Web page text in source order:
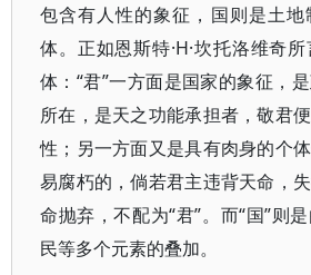
包含有人性的象征，国则是土
体。正如恩斯特·H·坎托洛维奇
体：“君”一方面是国家的象征，
所在，是天之功能承担者，敬君
性；另一方面又是具有肉身的个
易腐朽的，倘若君主违背天命，
命抛弃，不配为“君”。而“国”则
民等多个元素的叠加。